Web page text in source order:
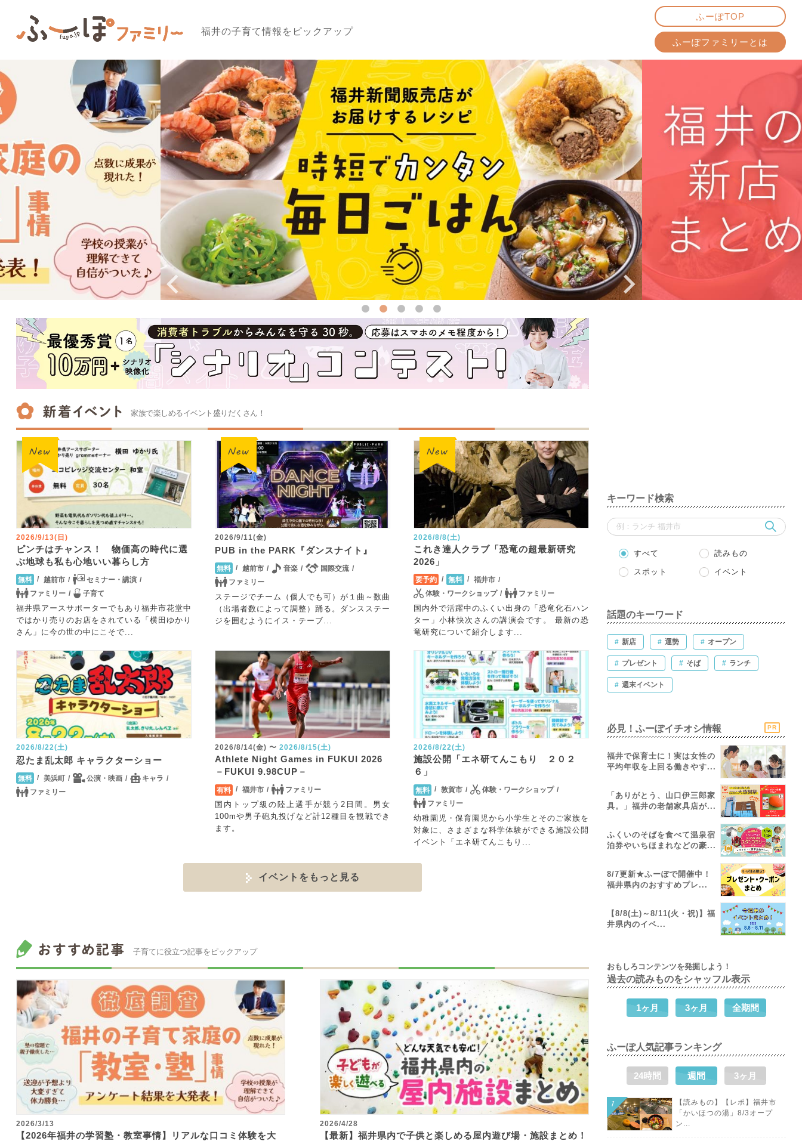
福井の子育て情報をピックアップ
ふーぽTOP
ふーぽファミリーとは
家族で楽しめるイベント盛りだくさん！
2026/9/13(日)
ピンチはチャンス！ 物価高の時代に選
ぶ地球も私も心地いい暮らし方
無料 越前市
セミナー・講演
ファミリー
子育て
福井県アースサポーターでもあり福井市花堂中
ではかり売りのお店をされている「横田ゆかり
さん」に今の世の中にこそで...
2026/9/11(金)
PUB in the PARK『ダンスナイト』
無料 越前市 音楽
国際交流
ファミリー
ステージでチーム（個人でも可）が１曲～数曲
（出場者数によって調整）踊る。ダンスステー
ジを囲むようにイス・テーブ...
2026/8/8(土)
これき達人クラブ「恐竜の超最新研究
2026」
要予約 無料
福井市
体験・ワークショップ
ファミリー
国内外で活躍中のふくい出身の「恐竜化石ハン
ター」小林快次さんの講演会です。 最新の恐
竜研究について紹介します...
2026/8/22(土)
忍たま乱太郎 キャラクターショー
無料 美浜町 公演・映画
キャラ
ファミリー
2026/8/14(金) 〜 2026/8/15(土)
Athlete Night Games in FUKUI 2026
－FUKUI 9.98CUP－
有料 福井市 ファミリー
国内トップ級の陸上選手が競う2日間。男女
100mや男子砲丸投げなど計12種目を観戦でき
ます。
2026/8/22(土)
施設公開「エネ研てんこもり ２０２
６」
無料 敦賀市
体験・ワークショップ
ファミリー
幼稚園児・保育園児から小学生とそのご家族を
対象に、さまざまな科学体験ができる施設公開
イベント「エネ研てんこもり...
イベントをもっと見る
子育てに役立つ記事をピックアップ
2026/3/13
【2026年福井の学習塾・教室事情】リアルな口コミ体験を大
2026/4/28
【最新】福井県内で子供と楽しめる屋内遊び場・施設まとめ！
キーワード検索
すべて 読みもの
スポット イベント
話題のキーワード
# 新店 # 運勢 # オープン
# プレゼント # そば # ランチ
# 週末イベント
必見！ふーぽイチオシ情報 PR
福井で保育士に！実は女性の
平均年収を上回る働きやす...
「ありがとう、山口伊三郎家
具。」福井の老舗家具店が...
ふくいのそばを食べて温泉宿
泊券やいちほまれなどの豪...
8/7更新★ふーぽで開催中！
福井県内のおすすめプレ...
【8/8(土)～8/11(火・祝)】福
井県内のイベ...
おもしろコンテンツを発掘しよう！
過去の読みものをシャッフル表示
1ヶ月 3ヶ月 全期間
ふーぽ人気記事ランキング
24時間 週間 3ヶ月
【読みもの】【レポ】福井市
「かいほつの湯」8/3オープ
ン...